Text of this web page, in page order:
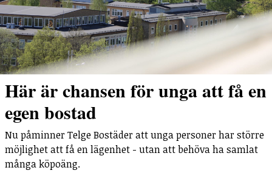
Här är chansen för unga att få en
egen bostad
Nu påminner Telge Bostäder att unga personer har större
möjlighet att få en lägenhet - utan att behöva ha samlat
många köpoäng.